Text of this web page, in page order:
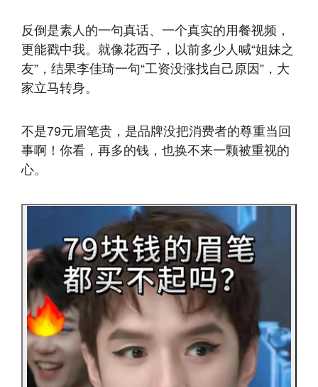
反倒是素人的一句真话、一个真实的用餐视频，
更能戳中我。就像花西子，以前多少人喊“姐妹之
友”，结果李佳琦一句“工资没涨找自己原因”，大
家立马转身。
不是79元眉笔贵，是品牌没把消费者的尊重当回
事啊！你看，再多的钱，也换不来一颗被重视的
心。